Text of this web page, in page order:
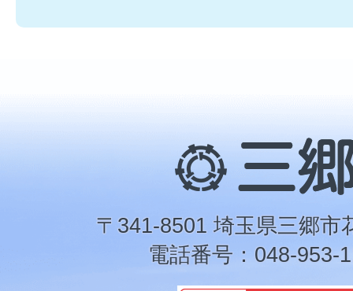
三
郷
市
〒341-8501 埼玉県三郷市
電話番号：048-953-